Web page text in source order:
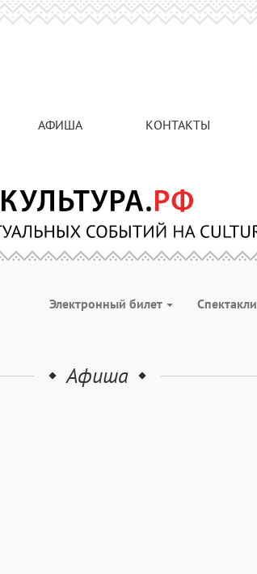
АФИША КОНТАКТЫ
Электронный билет Спектакли
Афиша